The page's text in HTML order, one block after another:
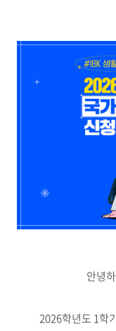
안녕
2026학년도 1학